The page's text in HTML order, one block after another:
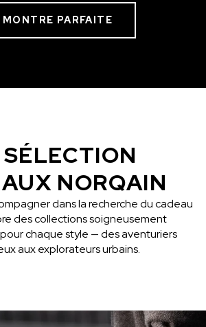
PARFAITE
NORQAIN
dans la recherche du cadeau
des collections soigneusement
chaque style — des aventuriers
aux explorateurs urbains.